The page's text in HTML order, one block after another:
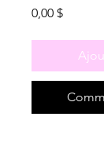
0,00 $Prix